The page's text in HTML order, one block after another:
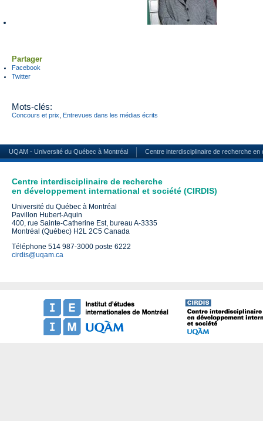
Partager
Facebook
Twitter
Mots-clés:
Concours et prix Entrevues dans les médias écrits
UQAM - Université du Québec à Montréal Centre interdisciplinaire de recherche
Centre interdisciplinaire de recherche
en développement international et société (CIRDIS)
Université du Québec à Montréal
Pavillon Hubert-Aquin
400, rue Sainte-Catherine Est, bureau A-3335
Montréal (Québec) H2L 2C5 Canada
Téléphone 514 987-3000 poste 6222
cirdis@uqam.ca